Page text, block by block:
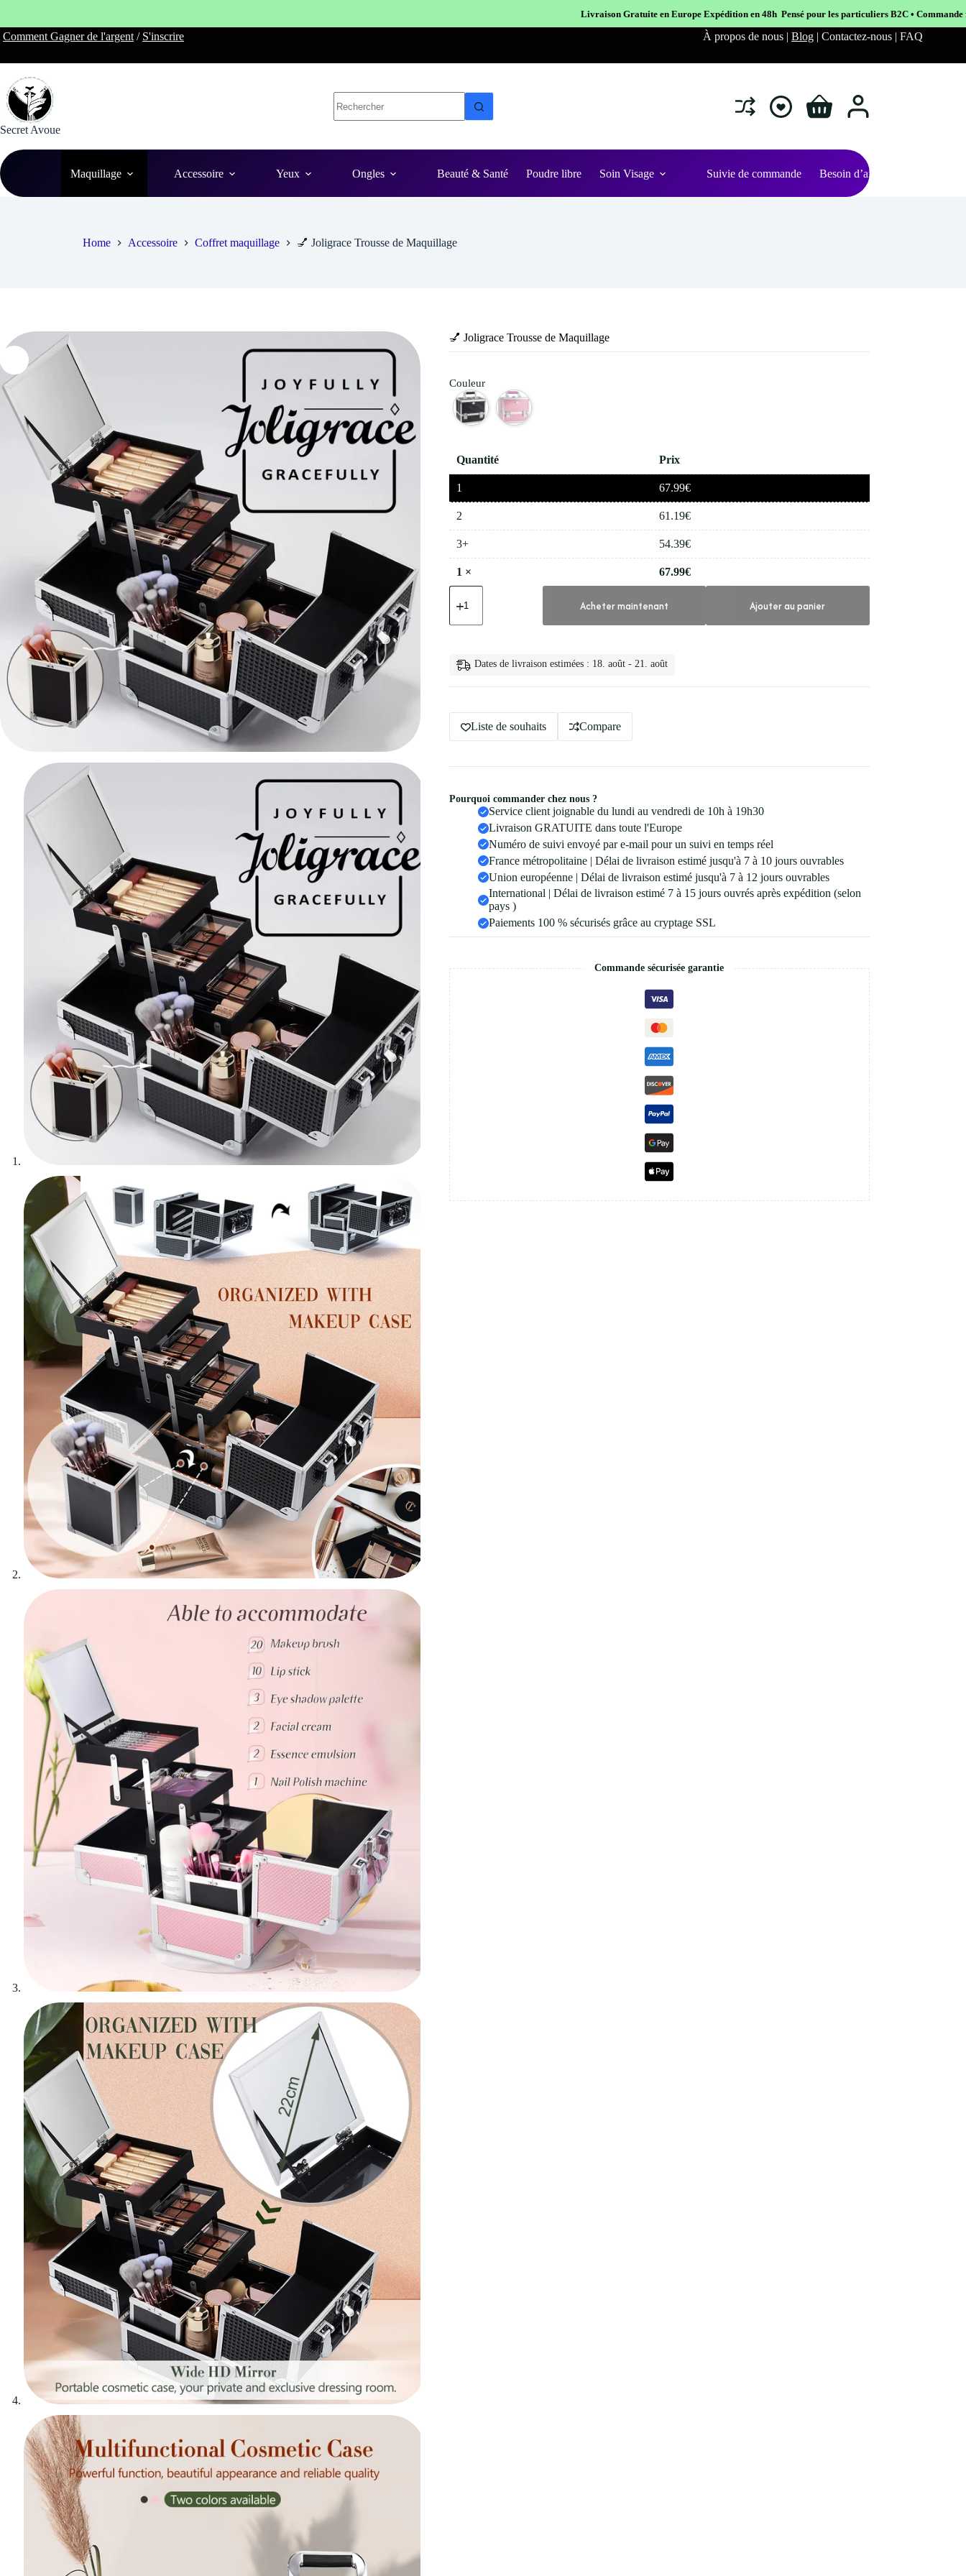
Livraison Gratuite en EuropeExpédition en 48h Pensé pour les particuliers B2C • Commande facile et sécurisé
Skip
to
Comment Gagner de l'argent / S'inscrire À propos de nous | Blog | Contactez-nous | FAQ
Secret Avoue
Shopping
Maquillage Accessoire Yeux Ongles Beauté & Santé Poudre libre Soin Visage Suivie de commande Besoin d’aide ?
Home Accessoire Coffret maquillage 💅 Joligrace Trousse de Maquillage
💅 Joligrace Trousse de Maquillage
Couleur
Quantité Prix
1 67.99€
2 61.19€
3+ 54.39€
1 × 67.99€
quantité
de
Joligrace
Maquillage
Acheter maintenant Ajouter au panier
Dates de livraison estimées : 18. août - 21. août
Liste de souhaits Compare
Pourquoi commander chez nous ?
Service client joignable du lundi au vendredi de 10h à 19h30
Livraison GRATUITE dans toute l'Europe
Numéro de suivi envoyé par e-mail pour un suivi en temps réel
France métropolitaine | Délai de livraison estimé jusqu'à 7 à 10 jours ouvrables
Union européenne | Délai de livraison estimé jusqu'à 7 à 12 jours ouvrables
International | Délai de livraison estimé 7 à 15 jours ouvrés après expédition (selon
pays )
Paiements 100 % sécurisés grâce au cryptage SSL
Commande sécurisée garantie